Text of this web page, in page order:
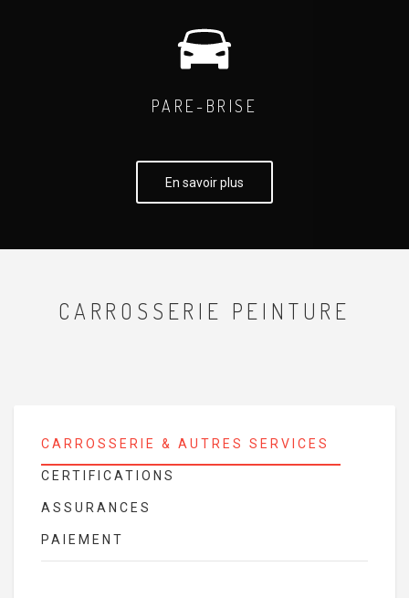
PARE-BRISE
En savoir plus
CARROSSERIE PEINTURE
CARROSSERIE & AUTRES SERVICES
CERTIFICATIONS
ASSURANCES
PAIEMENT